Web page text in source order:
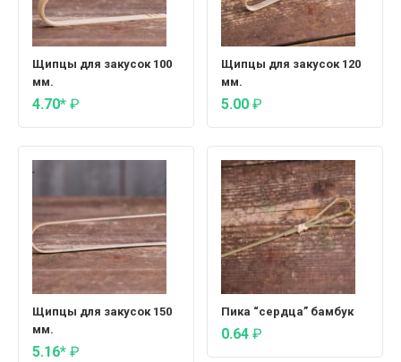
Щипцы для закусок 100
мм.
4.70* ₽
Щипцы для закусок 120
мм.
5.00 ₽
Щипцы для закусок 150
мм.
5.16* ₽
Пика “сердца” бамбук
0.64 ₽